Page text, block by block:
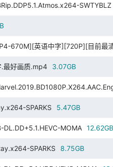
SWTYBLZ
670M][英语中字][720P][目前最
最好画质.mp4 3.07GB
SPARKS 5.47GB
MOMA 12.62GB
SPARKS 8.75GB